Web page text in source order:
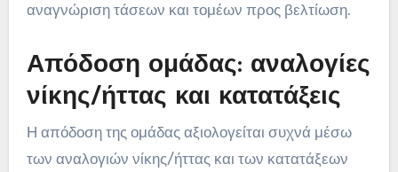
αναγνώριση τάσεων και τομέων προς βελτίωση.
Απόδοση ομάδας: αναλογίες
νίκης/ήττας και κατατάξεις
Η απόδοση της ομάδας αξιολογείται συχνά μέσω
των αναλογιών νίκης/ήττας και των κατατάξεων